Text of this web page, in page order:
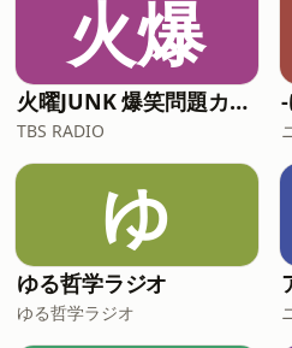
タイトル：大腸切除闘
https://amzn.to/
奨】最近のkindleアプ
火爆
火曜JUNK 爆笑問題カーボーイ
TBS RADIO
ゆ
ゆる哲学ラジオ
ゆる哲学ラジオ